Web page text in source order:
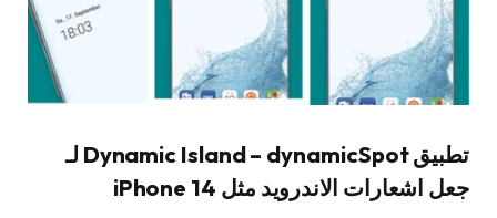
تطبيق Dynamic Island – dynamicSpot لـ
جعل اشعارات الاندرويد مثل iPhone 14